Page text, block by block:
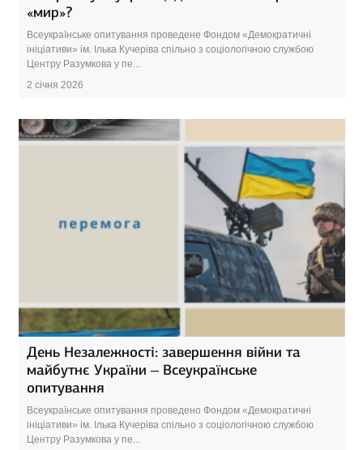
«мир»?
Всеукраїнське опитування проведене Фондом «Демократичні
ініціативи» ім. Ілька Кучеріва спільно з соціологічною службою
Центру Разумкова у пе...
2 січня 2026
День Незалежності: завершення війни та
майбутнє України – Всеукраїнське
опитування
Всеукраїнське опитування проведено Фондом «Демократичні
ініціативи» ім. Ілька Кучеріва спільно з соціологічною службою
Центру Разумкова у пе...